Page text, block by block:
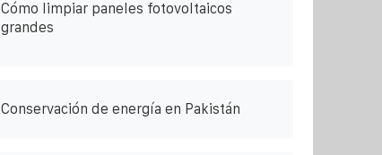
Cómo limpiar paneles fotovoltaicos
grandes
Conservación de energía en Pakistán